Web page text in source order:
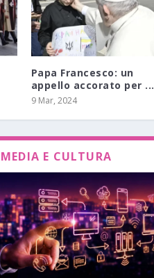
Papa Francesco: un
appello accorato per ...
9 Mar, 2024
MEDIA E CULTURA